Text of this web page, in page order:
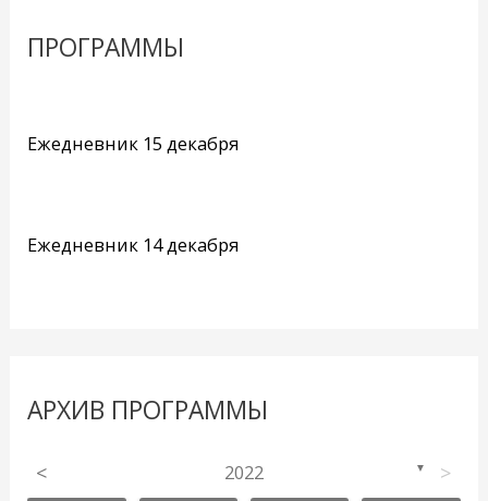
ПРОГРАММЫ
Ежедневник 15 декабря
Ежедневник 14 декабря
АРХИВ ПРОГРАММЫ
< 2022 ▼ >